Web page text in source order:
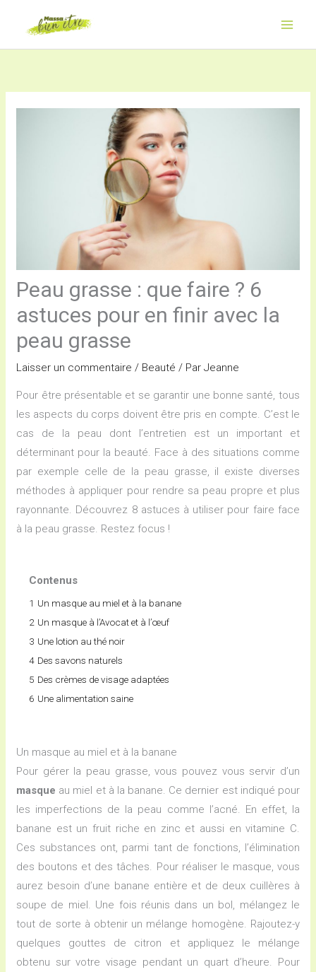
contenu
Peau grasse : que faire ? 6
astuces pour en finir avec la
peau grasse
Laisser un commentaire / Beauté / ParJeanne
Pour être présentable et se garantir une bonne santé, tous
les aspects du corps doivent être pris en compte. C’est le
cas de la peau dont l’entretien est un important et
déterminant pour la beauté. Face à des situations comme
par exemple celle de la peau grasse, il existe diverses
méthodes à appliquer pour rendre sa peau propre et plus
rayonnante. Découvrez 8 astuces à utiliser pour faire face
à la peau grasse. Restez focus !
Contenus
1 Un masque au miel et à la banane
2 Un masque à l’Avocat et à l’œuf
3 Une lotion au thé noir
4 Des savons naturels
5 Des crèmes de visage adaptées
6 Une alimentation saine
Un masque au miel et à la banane
Pour gérer la peau grasse, vous pouvez vous servir d’un
masque au miel et à la banane. Ce dernier est indiqué pour
les imperfections de la peau comme l’acné. En effet, la
banane est un fruit riche en zinc et aussi en vitamine C.
Ces substances ont, parmi tant de fonctions, l’élimination
des boutons et des tâches. Pour réaliser le masque, vous
aurez besoin d’une banane entière et de deux cuillères à
soupe de miel. Une fois réunis dans un bol, mélangez le
tout de sorte à obtenir un mélange homogène. Rajoutez-y
quelques gouttes de citron et appliquez le mélange
obtenu sur votre visage pendant un quart d’heure. Pour